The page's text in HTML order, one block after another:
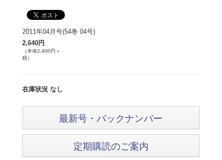
2011年04月号(54巻 04号)
2,640円
（本体2,400円＋
税）
在庫状況 なし
最新号・バックナンバー
定期購読のご案内